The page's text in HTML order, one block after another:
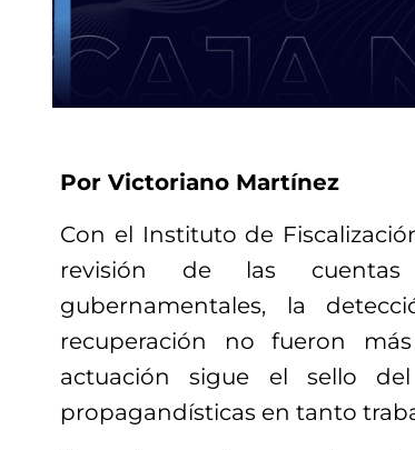
Por Victoriano Martínez
Con el Instituto de
revisión de las
gubernamentales, la
recuperación no fueron
actuación sigue el sello
propagandísticas en tanto